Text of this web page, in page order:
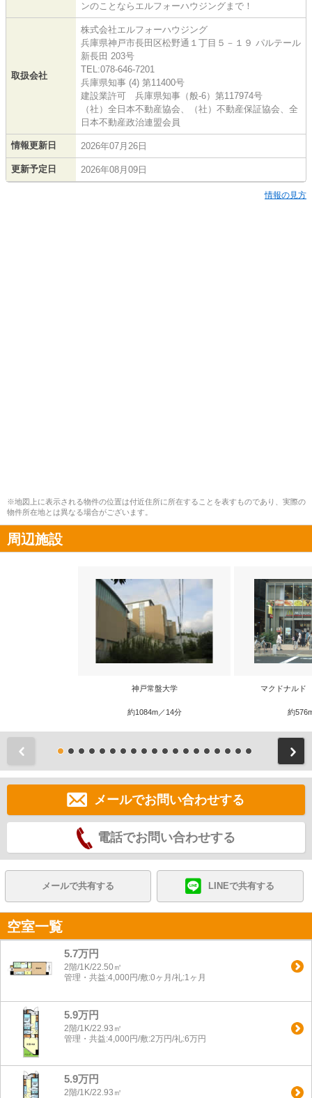
ンのことならエルフォーハウジングまで！
取扱会社
株式会社エルフォーハウジング
兵庫県神戸市長田区松野通１丁目５－１９ パルテール
新長田 203号
TEL:078-646-7201
兵庫県知事 (4) 第11400号
建設業許可 兵庫県知事（般-6）第117974号
（社）全日本不動産協会、（社）不動産保証協会、全
日本不動産政治連盟会員
情報更新日 2026年07月26日
更新予定日 2026年08月09日
情報の見方
※地図上に表示される物件の位置は付近住所に所在することを表すものであり、実際の
物件所在地とは異なる場合がございます。
周辺施設
神戸常盤大学
約1084m／14分
マクドナルド
約
メールでお問い合わせする
電話でお問い合わせする
メールで共有する LINEで共有する
空室一覧
5.7万円
2階/1K/22.50㎡
管理・共益:4,000円/敷:0ヶ月/礼:1ヶ月
5.9万円
2階/1K/22.93㎡
管理・共益:4,000円/敷:2万円/礼:6万円
5.9万円
2階/1K/22.93㎡